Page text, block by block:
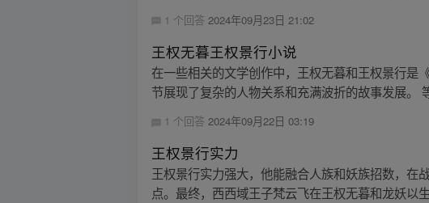
1 个回答 2024年09月23日 21:02
王权无暮王权景行小说
在一些相关的文学创作中，王权无暮和王权景行是
节展现了复杂的人物关系和充满波折的故事发展。
1 个回答2024年09月22日 03:19
王权景行实力
王权景行实力强大，他能融合人族和妖族招数，在
点。最终，西西域王子梵云飞在王权无暮和龙妖以